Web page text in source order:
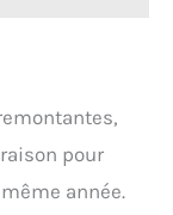
pour
année.